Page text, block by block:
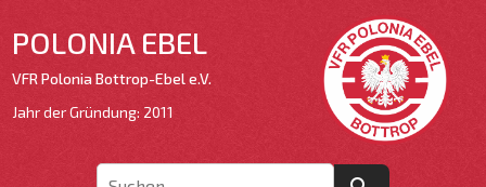
POLONIA EBEL
VFR Polonia Bottrop-Ebel e.V.
Jahr der Gründung: 2011